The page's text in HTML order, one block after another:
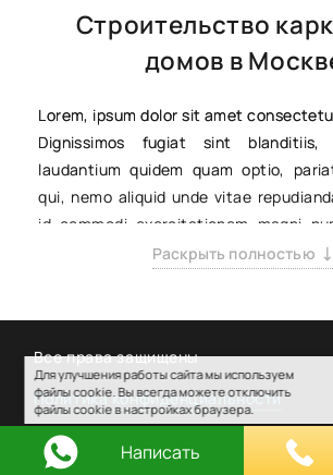
Строительство
домов в
Lorem, ipsum dolor sit amet
Dignissimos fugiat sint
laudantium quidem quam optio,
qui, nemo aliquid unde vitae
id commodi exercitationem magni
asperiores illum ratione vero
Voluptatem voluptate quisquam
quisquam mollitia voluptates saepe
laudantium quos. Ab facere sit
molestias animi corrupti similique
numquam amet adipisci, quos, iure
Раскрыть полностью
Все права защищены
Политика конфиденциальности
Сделано с любовью в avedesign.ru
Для улучшения работы сайта мы используем
файлы cookie. Вы всегда можете отключить
файлы cookie в настройках браузера.
Написать